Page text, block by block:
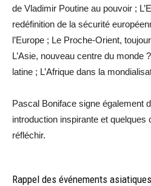
de Vladimir Poutine au pouvoir ;
redéfinition de la sécurité
l’Europe ; Le Proche-Orient,
L’Asie, nouveau centre du monde
latine ; L’Afrique dans la
Pascal Boniface signe également
introduction inspirante et quelques
réfléchir.
Rappel des événements